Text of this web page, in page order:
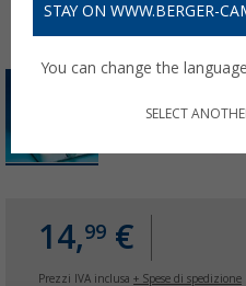
14,99 €
Prezzi IVA inclusa + Spese di spedizione
STAY ON WWW.BERGER-
You can change the
SELECT